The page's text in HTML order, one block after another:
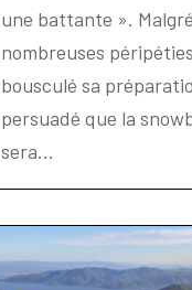
une battante ».
nombreuses
bousculé sa
persuadé que la
sera...